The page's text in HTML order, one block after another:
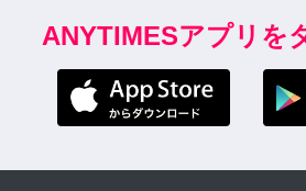
ANYTIMESアプリを